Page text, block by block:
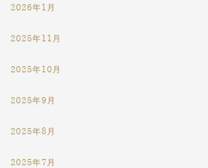
2026年1月
2025年11月
2025年10月
2025年9月
2025年8月
2025年7月